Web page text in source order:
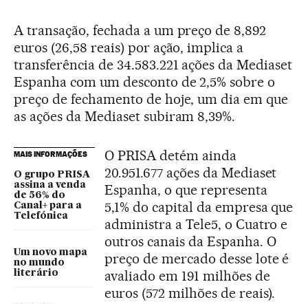
A transação, fechada a um preço de 8,892
euros (26,58 reais) por ação, implica a
transferência de 34.583.221 ações da Mediaset
Espanha com um desconto de 2,5% sobre o
preço de fechamento de hoje, um dia em que
as ações da Mediaset subiram 8,39%.
MAIS INFORMAÇÕES
O grupo PRISA
assina a venda
de 56% do
Canal+ para a
Telefónica
Um novo mapa
no mundo
literário
O PRISA detém ainda
20.951.677 ações da Mediaset
Espanha, o que representa
5,1% do capital da empresa que
administra a Tele5, o Cuatro e
outros canais da Espanha. O
preço de mercado desse lote é
avaliado em 191 milhões de
euros (572 milhões de reais).